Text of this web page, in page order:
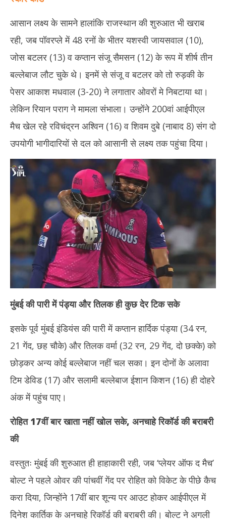
आसान लक्ष्य के सामने हालांकि राजस्थान की शुरुआत भी खराब
रही, जब पॉवरप्ले में 48 रनों के भीतर यशस्वी जायसवाल (10),
जोस बटलर (13) व कप्तान संजू सैमसन (12) के रूप में शीर्ष तीन
बल्लेबाज लौट चुके थे। इनमें से संजू व बटलर को तो रुड़की के
पेसर आकाश मधवाल (3-20) ने लगातार ओवरों मे निबटाया था।
लेकिन रियान पराग ने मामला संभाला। उन्होंने 200वां आईपीएल
मैच खेल रहे रविचंद्रन अश्विन (16) व शिवम दुबे (नाबाद 8) संग दो
उपयोगी भागीदारियों से दल को आसानी से लक्ष्य तक पहुंचा दिया।
मुंबई की पारी में पंड्या और तिलक ही कुछ देर टिक सके
इसके पूर्व मुंबई इंडियंस की पारी में कप्तान हार्दिक पंड्या (34 रन,
21 गेंद, छह चौके) और तिलक वर्मा (32 रन, 29 गेंद, दो छक्के) को
छोड़कर अन्य कोई बल्लेबाज नहीं चल सका। इन दोनों के अलावा
टिम डेविड (17) और सलामी बल्लेबाज ईशान किशन (16) ही दोहरे
अंक में पहुंच पाए।
रोहित 17वीं बार खाता नहीं खोल सके, अनचाहे रिकॉर्ड की बराबरी
की
वस्तुतः मुंबई की शुरुआत ही हाहाकारी रही, जब ‘प्लेयर ऑफ द मैच’
बोल्ट ने पहले ओवर की पांचवीं गेंद पर रोहित को विकेट के पीछे कैच
करा दिया, जिन्होंने 17वीं बार शून्य पर आउट होकर आईपीएल में
दिनेश कार्तिक के अनचाहे रिकॉर्ड की बराबरी की। बोल्ट ने अगली